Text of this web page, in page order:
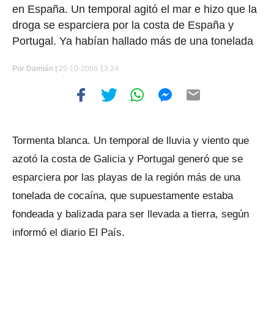
en España. Un temporal agitó el mar e hizo que la
droga se esparciera por la costa de España y
Portugal. Ya habían hallado más de una tonelada
Por Damián | 25-10-2006 13:24
Tormenta blanca. Un temporal de lluvia y viento que
azotó la costa de Galicia y Portugal generó que se
esparciera por las playas de la región más de una
tonelada de cocaína, que supuestamente estaba
fondeada y balizada para ser llevada a tierra, según
informó el diario El País.